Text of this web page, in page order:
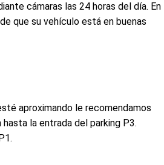
cámaras las 24 horas del día. En
que su vehículo está en buenas
aproximando le recomendamos
la entrada del parking P3.